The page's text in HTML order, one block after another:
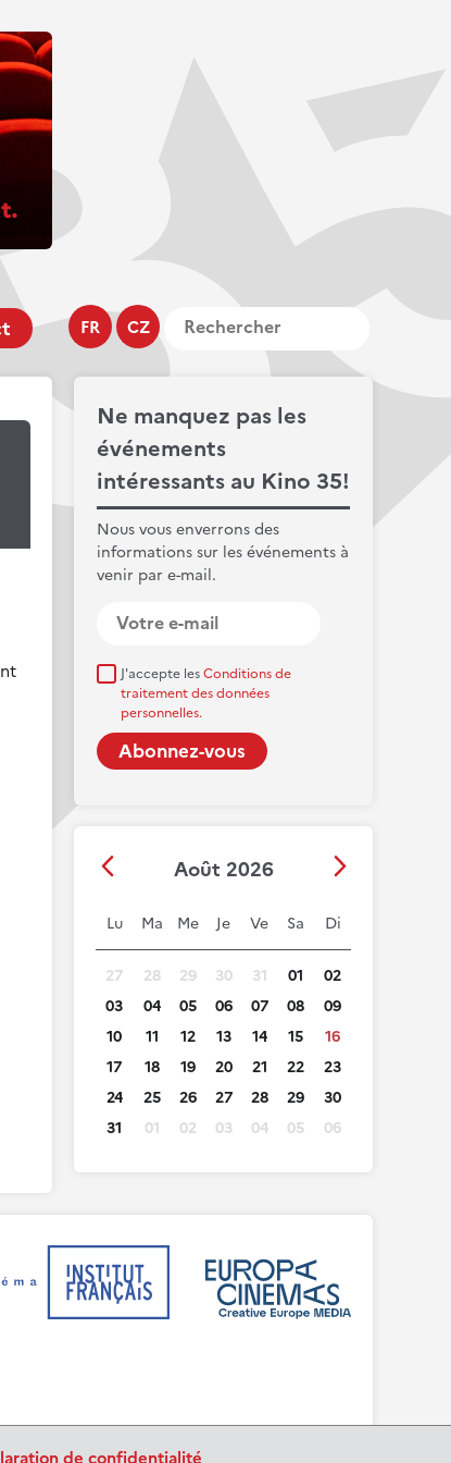
FR CZ
Ne manquez pas les
événements
intéressants au Kino 35!
Nous vous enverrons des
informations sur les événements à
venir par e-mail.
J'accepte lesConditions de
traitement des données
personnelles.
Août 2026
Lu Ma Me Je Ve Sa Di
27 28 29 30 31 01
02
03
04 05 06 07 08
09
10
11 12 13 14 15
16
17
18 19 20 21 22
23
24
25 26 27 28 29
30
31
01 02 03 04 05 06